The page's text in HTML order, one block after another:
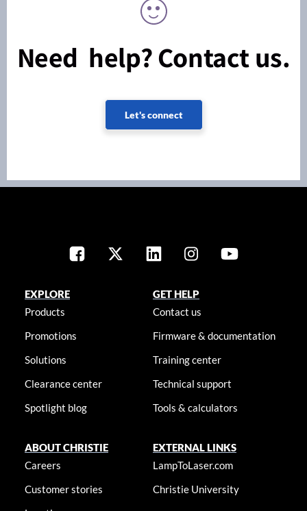
Need help? Contact us.
Let's connect
EXPLORE
Products
Promotions
Solutions
Clearance center
Spotlight blog
GET HELP
Contact us
Firmware & documentation
Training center
Technical support
Tools & calculators
ABOUT CHRISTIE
Careers
Customer stories
EXTERNAL LINKS
LampToLaser.com
Christie University